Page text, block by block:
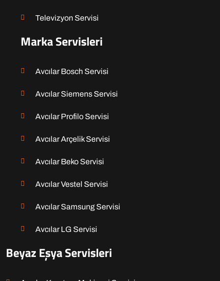
Televizyon Servisi
Marka Servisleri
Avcılar Bosch Servisi
Avcılar Siemens Servisi
Avcılar Profilo Servisi
Avcılar Arçelik Servisi
Avcılar Beko Servisi
Avcılar Vestel Servisi
Avcılar Samsung Servisi
Avcılar LG Servisi
Beyaz Eşya Servisleri